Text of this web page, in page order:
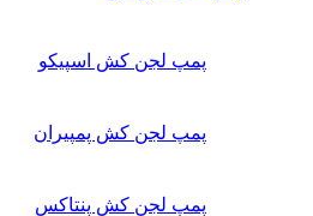
پمپ لجن کش اسپیکو
پمپ لجن کش پمپیران
پمپ لجن کش پنتاکس